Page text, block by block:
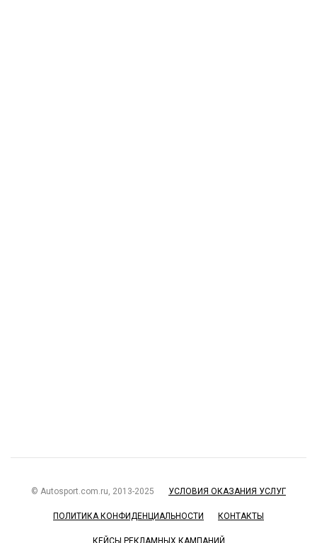
© Autosport.com.ru, 2013-2025 УСЛОВИЯ ОКАЗАНИЯ УСЛУГ
ПОЛИТИКА КОНФИДЕНЦИАЛЬНОСТИ КОНТАКТЫ
КЕЙСЫ РЕКЛАМНЫХ КАМПАНИЙ